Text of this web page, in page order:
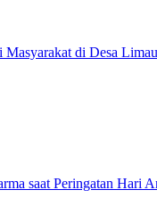
di Desa
saat Peringatan Hari